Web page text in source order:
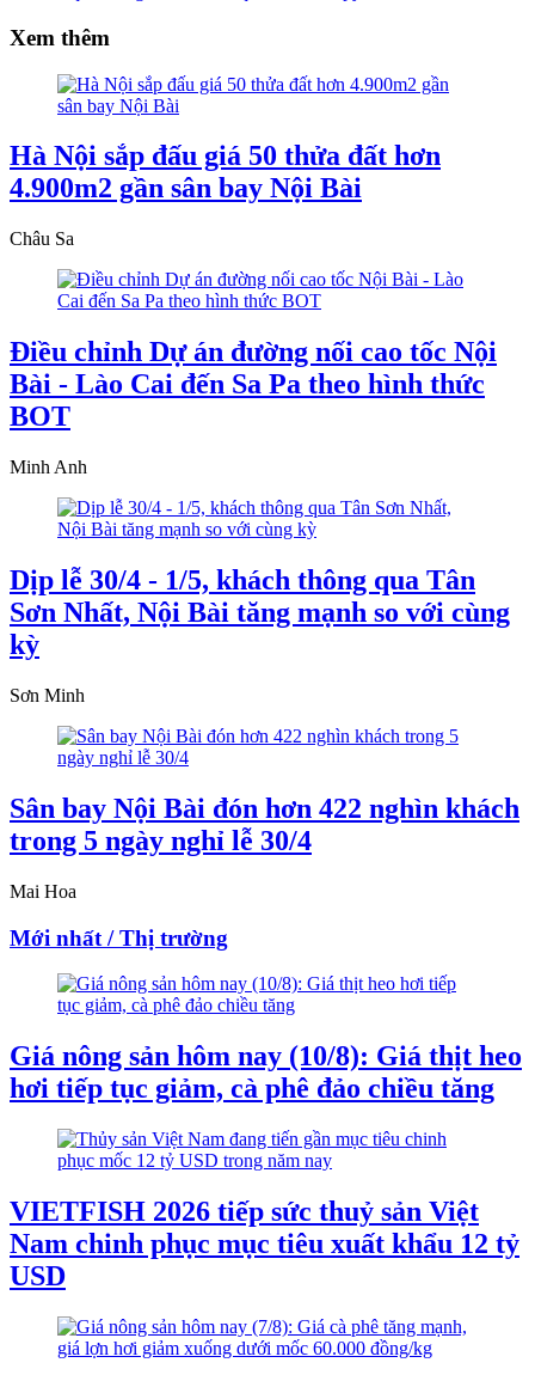
Xem thêm
Hà Nội sắp đấu giá 50 thửa đất hơn
4.900m2 gần sân bay Nội Bài
Châu Sa
Điều chỉnh Dự án đường nối cao tốc Nội
Bài - Lào Cai đến Sa Pa theo hình thức
BOT
Minh Anh
Dịp lễ 30/4 - 1/5, khách thông qua Tân
Sơn Nhất, Nội Bài tăng mạnh so với cùng
kỳ
Sơn Minh
Sân bay Nội Bài đón hơn 422 nghìn khách
trong 5 ngày nghỉ lễ 30/4
Mai Hoa
Mới nhất / Thị trường
Giá nông sản hôm nay (10/8): Giá thịt heo
hơi tiếp tục giảm, cà phê đảo chiều tăng
VIETFISH 2026 tiếp sức thuỷ sản Việt
Nam chinh phục mục tiêu xuất khẩu 12 tỷ
USD